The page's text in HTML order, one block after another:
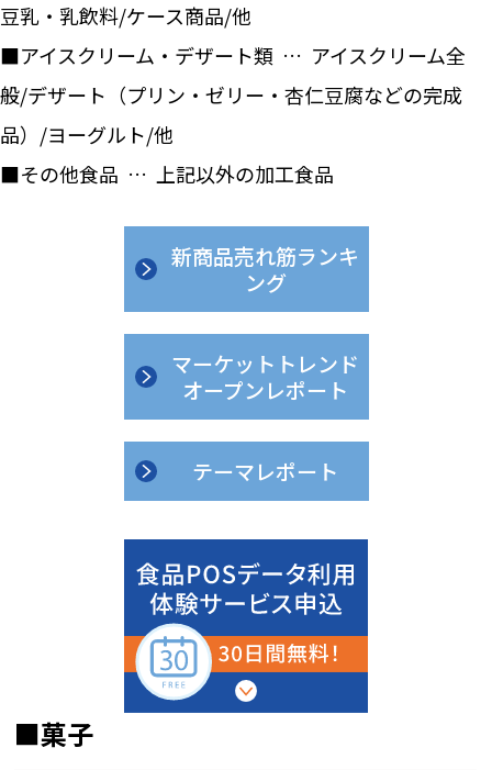
豆乳・乳飲料/ケース商品/他
■アイスクリーム・デザート類 … アイスクリーム全
般/デザート（プリン・ゼリー・杏仁豆腐などの完成
品）/ヨーグルト/他
■その他食品 … 上記以外の加工食品
新商品売れ筋ランキ
ング
マーケットトレンド
オープンレポート
テーマレポート
■菓子